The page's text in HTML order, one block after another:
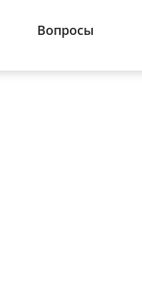
Вопросы